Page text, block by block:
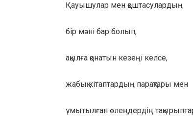
Қауышулар мен қоштасулардың
бір мәні бар болып,
ақылға қонатын кезеңі келсе,
жабық кітаптардың парақтары мен
ұмытылған өлеңдердің